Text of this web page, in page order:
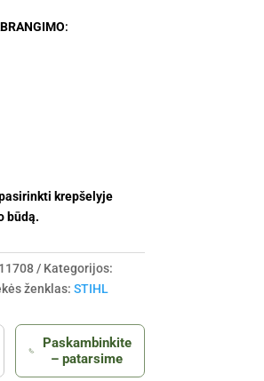
:
krepšelyje
būdą.
Kategorijos:
ženklas: STIHL
Paskambinkite
– patarsime